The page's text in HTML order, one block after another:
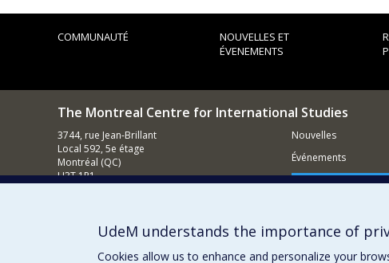
COMMUNAUTÉ
NOUVELLES ET
ÉVENEMENTS
The Montreal Centre for International Studies
3744, rue Jean-Brillant
Local 592, 5e étage
Montréal (QC)
H3T 1P1
Nouvelles
Événements
Comment
UdeM understands the importance of
Cookies allow us to enhance and personalize your